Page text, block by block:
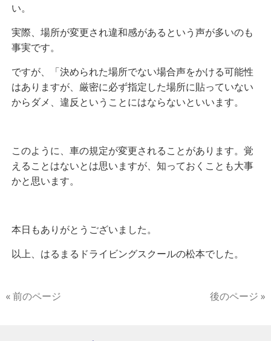
い。
実際、場所が変更され違和感があるという声が多いのも
事実です。
ですが、
「決められた場所でない場合声をかける可能性
はありますが、厳密に必ず指定した場所に貼っていない
からダメ、違反ということにはならないといいます。
このように、車の規定が変更されることがあります。覚
えることはないとは思いますが、知っておくことも大事
かと思います。
本日もありがとうございました。
以上、はるまるドライビングスクールの松本でした。
« 前のページ 後のページ »